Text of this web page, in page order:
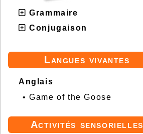
Grammaire
Conjugaison
Langues vivantes
Anglais
•Game of the Goose
Activités sensorielles